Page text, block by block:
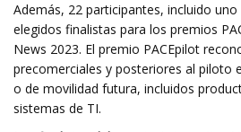
Además, 22 participantes, incluido
elegidos finalistas para los premios
News 2023. El premio PACEpilot
precomerciales y posteriores al piloto
o de movilidad futura, incluidos
sistemas de TI.